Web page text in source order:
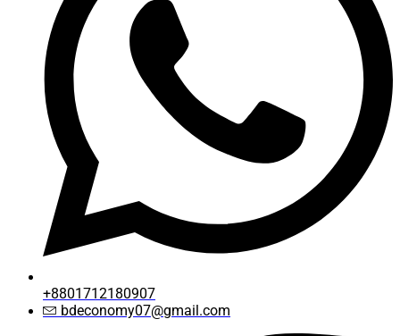
+8801712180907
bdeconomy07@gmail.com